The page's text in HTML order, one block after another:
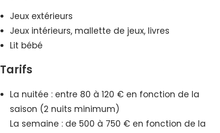
Jeux extérieurs
Jeux intérieurs, mallette de jeux, livres
Lit bébé
Tarifs
La nuitée : entre 80 à 120 € en fonction de la
saison (2 nuits minimum)
La semaine : de 500 à 750 € en fonction de la